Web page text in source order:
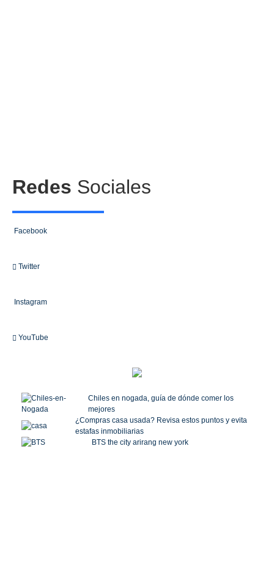
Redes Sociales
Facebook
Twitter
Instagram
YouTube
Chiles en nogada, guía de dónde comer los
mejores
¿Compras casa usada? Revisa estos puntos y evita
estafas inmobiliarias
BTS the city arirang new york